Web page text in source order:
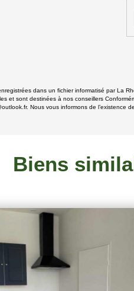
dans un fichier informatisé par La
et sont destinées à nos conseillers
Nous vous informons de
Biens